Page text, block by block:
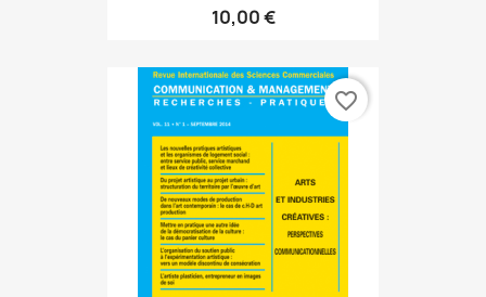
10,00 €
favorite_border